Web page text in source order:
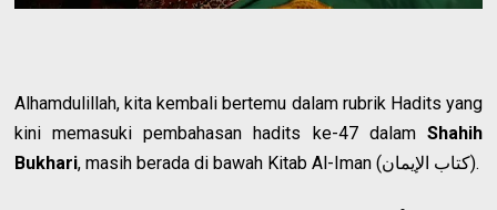
Alhamdulillah, kita kembali bertemu dalam rubrik Hadits yang
kini memasuki pembahasan hadits ke-47 dalam Shahih
Bukhari
, masih berada di bawah Kitab Al-Iman (كتاب الإيمان).